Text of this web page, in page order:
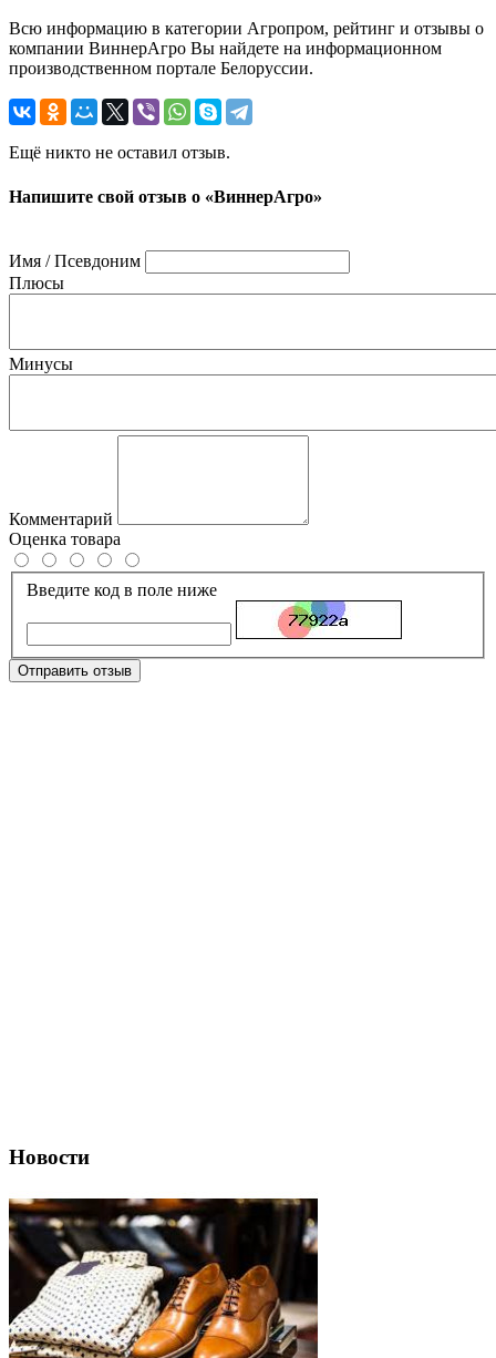
Всю информацию в категории Агропром, рейтинг и отзывы о
компании ВиннерАгро Вы найдете на информационном
производственном портале Белоруссии.
Ещё никто не оставил отзыв.
Напишите свой отзыв о «ВиннерАгро»
Имя / Псевдоним
Плюсы
Минусы
Комментарий
Оценка товара
Введите код в поле ниже
Отправить отзыв
Новости